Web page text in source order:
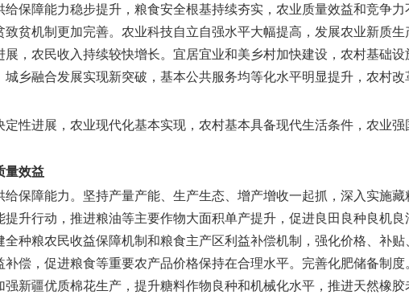
给保障能力稳步提升，粮食安全根基持续夯实，农业质量效益和竞争
贫机制更加完善。农业科技自立自强水平大幅提高，发展农业新质生
，农民收入持续较快增长。宜居宜业和美乡村加快建设，农村基础
乡融合发展实现新突破，基本公共服务均等化水平明显提升，农村
定性进展，农业现代化基本实现，农村基本具备现代生活条件，农业
量效益
保障能力。 坚持产量产能、生产生态、增产增收一起抓，深入实施
升行动，推进粮油等主要作物大面积单产提升，促进良田良种良机
种粮农民收益保障机制和粮食主产区利益补偿机制，强化价格、补
偿，促进粮食等重要农产品价格保持在合理水平。完善化肥储备制
新疆优质棉花生产，提升糖料作物良种和机械化水平，推进天然橡胶